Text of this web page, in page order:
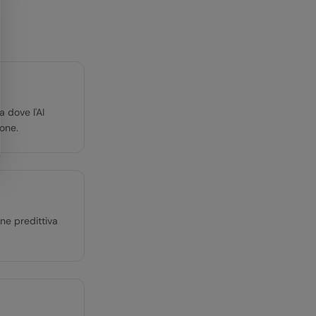
dove l'AI
predittiva